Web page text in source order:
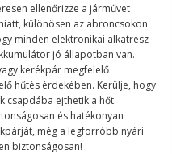
ellenőrizze a járművet
különösen az abroncsokon
minden elektronikai alkatrész
jó állapotban van.
kerékpár megfelelő
hűtés érdekében. Kerülje, hogy
csapdába ejthetik a hőt.
és hatékonyan
még a legforróbb nyári
biztonságosan!